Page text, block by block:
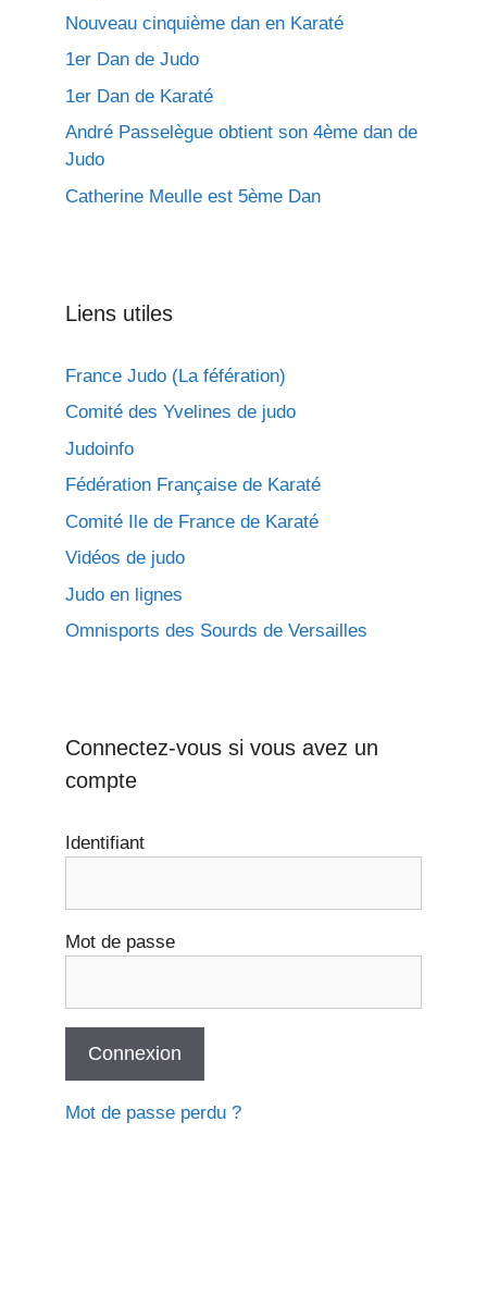
Nouveau cinquième dan en Karaté
1er Dan de Judo
1er Dan de Karaté
André Passelègue obtient son 4ème dan de
Judo
Catherine Meulle est 5ème Dan
Liens utiles
France Judo (La féfération)
Comité des Yvelines de judo
Judoinfo
Fédération Française de Karaté
Comité Ile de France de Karaté
Vidéos de judo
Judo en lignes
Omnisports des Sourds de Versailles
Connectez-vous si vous avez un
compte
Identifiant
Mot de passe
Mot de passe perdu ?